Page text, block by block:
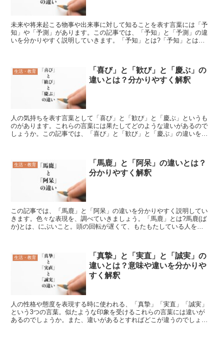
未来や将来起こる物事や出来事に対して知ることを表す言葉には「予
知」や「予測」があります。この記事では、「予知」と「予測」の違
いを分かりやすく説明していきます。「予知」とは?「予知」とは未
生活・教育
「喜び」と「歓び」と「慶ぶ」の
違いとは？分かりやすく解釈
人の気持ちを表す言葉として「喜び」と「歓び」と「慶ぶ」というも
のがあります。これらの言葉には果たしてどのような違いがあるので
しょうか。この記事では、「喜び」と「歓び」と「慶ぶ」の違いを分
生活・教育
「馬鹿」と「阿呆」の違いとは？
分かりやすく解釈
この記事では、「馬鹿」と「阿呆」の違いを分かりやすく説明してい
きます。色々な表現を、調べていきましょう。「馬鹿」とは?馬鹿(ば
か)とは、にぶいこと。頭の回転が遅くて、もたもたしている人をい
生活・教育
「真摯」と「実直」と「誠実」の
違いとは？意味や違いを分かりや
すく解釈
人の性格や態度を表現する時に使われる、「真摯」「実直」「誠実」
という3つの言葉。似たような印象を受けるこれらの言葉には違いが
あるのでしょうか。また、違いがあるとすればどこが違うのでしょう